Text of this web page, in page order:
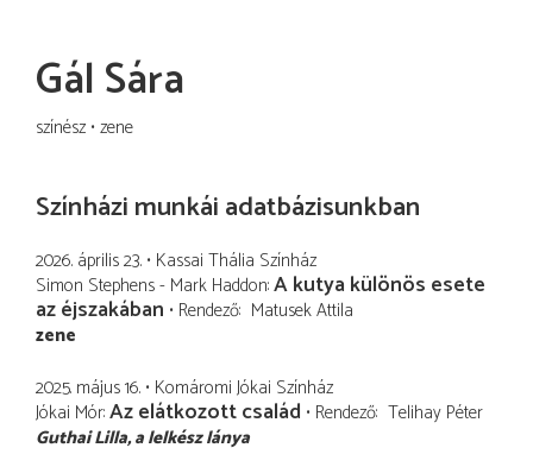
Gál Sára
színész zene
Színházi munkái adatbázisunkban
2026. április 23. Kassai Thália Színház
Simon Stephens - Mark Haddon A kutya különös esete
az éjszakában Rendező Matusek Attila
zene
2025. május 16. Komáromi Jókai Színház
Jókai Mór Az elátkozott család Rendező Telihay Péter
Guthai Lilla a lelkész lánya